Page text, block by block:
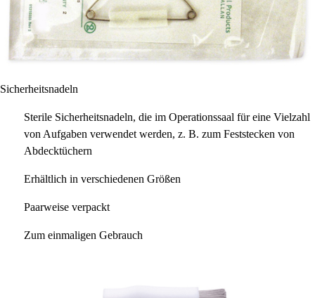
Sicherheitsnadeln
Sterile Sicherheitsnadeln, die im Operationssaal für eine Vielzahl
von Aufgaben verwendet werden, z. B. zum Feststecken von
Abdecktüchern
Erhältlich in verschiedenen Größen
Paarweise verpackt
Zum einmaligen Gebrauch